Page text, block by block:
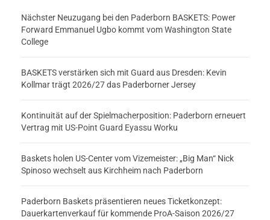
Nächster Neuzugang bei den Paderborn BASKETS: Power
Forward Emmanuel Ugbo kommt vom Washington State
College
BASKETS verstärken sich mit Guard aus Dresden: Kevin
Kollmar trägt 2026/27 das Paderborner Jersey
Kontinuität auf der Spielmacherposition: Paderborn erneuert
Vertrag mit US-Point Guard Eyassu Worku
Baskets holen US-Center vom Vizemeister: „Big Man“ Nick
Spinoso wechselt aus Kirchheim nach Paderborn
Paderborn Baskets präsentieren neues Ticketkonzept:
Dauerkartenverkauf für kommende ProA-Saison 2026/27